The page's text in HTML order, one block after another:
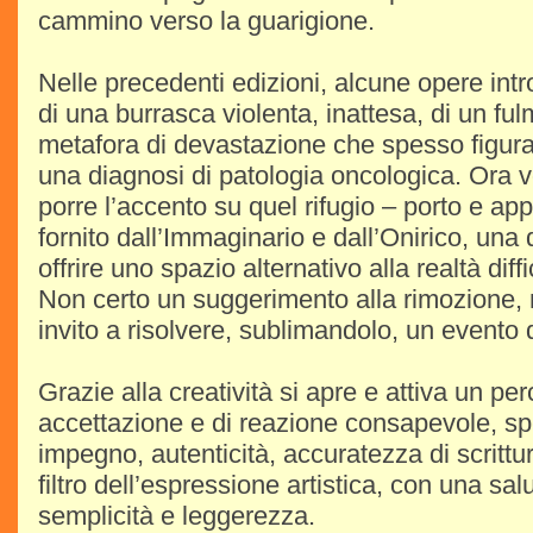
cammino verso la guarigione.
Nelle precedenti edizioni, alcune opere
di una burrasca violenta, inattesa, di un
metafora di devastazione che spesso
una diagnosi di patologia oncologica. Ora
porre l’accento su quel rifugio – porto e
fornito dall’Immaginario e dall’Onirico,
offrire uno spazio alternativo alla realtà
Non certo un suggerimento alla rimozione,
invito a risolvere, sublimandolo, un evento
Grazie alla creatività si apre e attiva un
accettazione e di reazione consapevole,
impegno, autenticità, accuratezza di
filtro dell’espressione artistica, con una
semplicità e leggerezza.